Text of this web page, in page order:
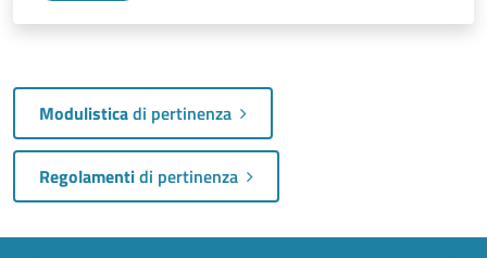
Modulisticadi pertinenza
Regolamentidi pertinenza